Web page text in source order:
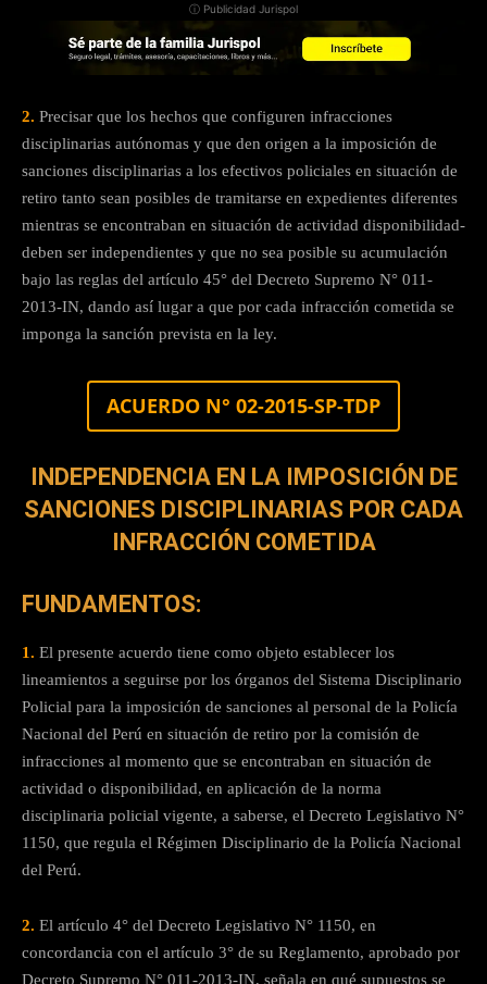
ⓘ Publicidad Jurispol
2. Precisar que los hechos que configuren infracciones
disciplinarias autónomas y que den origen a la imposición de
sanciones disciplinarias a los efectivos policiales en situación de
retiro tanto sean posibles de tramitarse en expedientes diferentes
mientras se encontraban en situación de actividad disponibilidad-
deben ser independientes y que no sea posible su acumulación
bajo las reglas del artículo 45° del Decreto Supremo N° 011-
2013-IN, dando así lugar a que por cada infracción cometida se
imponga la sanción prevista en la ley.
ACUERDO N° 02-2015-SP-TDP
INDEPENDENCIA EN LA IMPOSICIÓN DE
SANCIONES DISCIPLINARIAS POR CADA
INFRACCIÓN COMETIDA
FUNDAMENTOS:
1. El presente acuerdo tiene como objeto establecer los
lineamientos a seguirse por los órganos del Sistema Disciplinario
Policial para la imposición de sanciones al personal de la Policía
Nacional del Perú en situación de retiro por la comisión de
infracciones al momento que se encontraban en situación de
actividad o disponibilidad, en aplicación de la norma
disciplinaria policial vigente, a saberse, el Decreto Legislativo N°
1150, que regula el Régimen Disciplinario de la Policía Nacional
del Perú.
2. El artículo 4° del Decreto Legislativo N° 1150, en
concordancia con el artículo 3° de su Reglamento, aprobado por
Decreto Supremo N° 011-2013-IN, señala en qué supuestos se